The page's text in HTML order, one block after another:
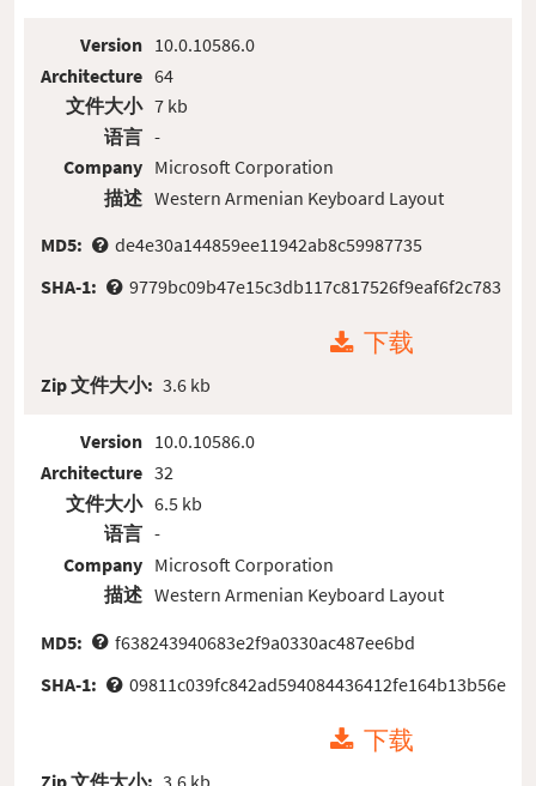
Version
Architecture
文件大小
语言
Company
描述
10.0.10586.0
64
7 kb
-
Microsoft Corporation
Western Armenian Keyboard Layout
MD5:
de4e30a144859ee11942ab8c59987735
SHA-1:
9779bc09b47e15c3db117c817526f9eaf6f2c783
下载
Zip 文件大小: 3.6 kb
Version
Architecture
文件大小
语言
Company
描述
10.0.10586.0
32
6.5 kb
-
Microsoft Corporation
Western Armenian Keyboard Layout
MD5:
f638243940683e2f9a0330ac487ee6bd
SHA-1:
09811c039fc842ad594084436412fe164b13b56e
下载